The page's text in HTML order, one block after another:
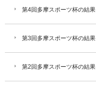
第4回多摩スポーツ杯の結果
第3回多摩スポーツ杯の結果
第2回多摩スポーツ杯の結果